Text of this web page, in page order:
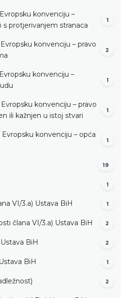
konvenciju –
protjerivanjem stranaca
1
konvenciju – pravo
2
konvenciju –
1
konvenciju – pravo
ili kažnjen u istoj stvari
1
konvenciju – opća
1
19
1
VI/3.а) Ustava BiH 1
člana VI/3.а) Ustava BiH 2
BiH 2
BiH 1
2